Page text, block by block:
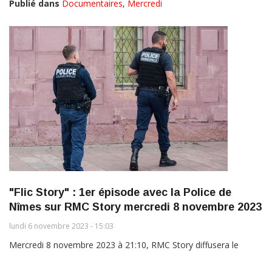
Publié dans Documentaires, Mercredi
"Flic Story" : 1er épisode avec la Police de
Nîmes sur RMC Story mercredi 8 novembre 2023
lundi 6 novembre 2023 - 15:03
Mercredi 8 novembre 2023 à 21:10, RMC Story diffusera le